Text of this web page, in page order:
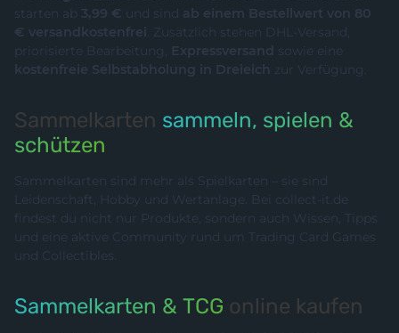
starten ab 3,99 € und sind ab einem Bestellwert von 80
€ versandkostenfrei. Zusätzlich stehen DHL-Versand,
priorisierte Bearbeitung, Expressversand sowie eine
kostenfreie Selbstabholung in Dreieich zur Verfügung.
Sammelkarten sammeln, spielen &
schützen
Sammelkarten sind mehr als Spielkarten – sie sind
Leidenschaft, Hobby und Wertanlage. Bei collect-it.de
findest du nicht nur Produkte, sondern auch Wissen, Tipps
und eine aktive Community rund um Trading Card Games
und Collectibles.
Sammelkarten & TCG online kaufen